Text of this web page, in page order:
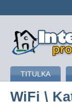
připojení
TITULKA
WiFi \